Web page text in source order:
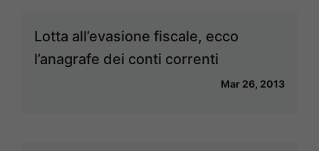
Lotta all’evasione fiscale, ecco
l’anagrafe dei conti correnti
Mar 26, 2013